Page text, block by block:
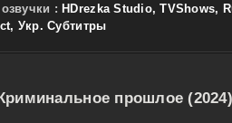
: HDrezka Studio, TVShows,
Укр. Субтитры
Криминальное прошлое